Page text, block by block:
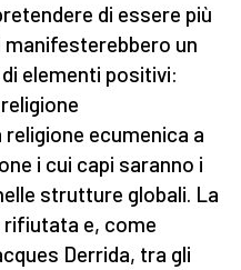
di essere più
manifesterebbero un
elementi positivi:
religione ecumenica a
i cui capi saranno i
strutture globali. La
rifiutata e, come
Derrida, tra gli